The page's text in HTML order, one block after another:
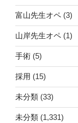
富山先生オペ (3)
山岸先生オペ (1)
手術 (5)
採用 (15)
未分類 (33)
未分類 (1,331)